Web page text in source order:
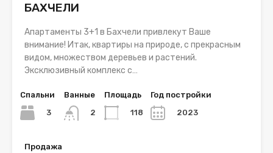
БАХЧЕЛИ
Апартаменты 3+1 в Бахчели привлекут Ваше
внимание! Итак, квартиры на природе, с прекрасным
видом, множеством деревьев и растений.
Эксклюзивный комплекс с…
Спальни
3
Ванные
2
Площадь
118
Год постройки
2023
Продажа